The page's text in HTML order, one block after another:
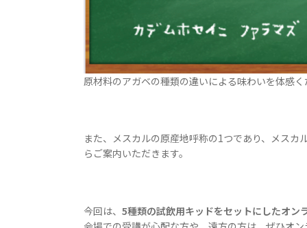
原材料のアガベの種類の違いによる味わいを体感
また、メスカルの原産地呼称の1つであり、メス
らご案内いただきます。
今回は、 5種類の試飲用キッドをセットにしたオン